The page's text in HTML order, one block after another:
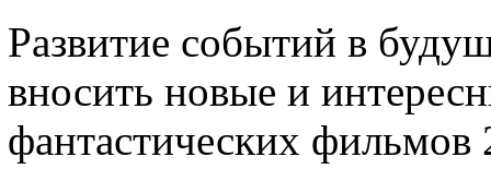
Развитие событий в
вносить новые и
фантастических фильмов